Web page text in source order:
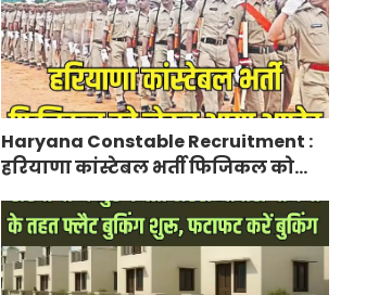
Haryana Constable Recruitment :
हरियाणा कांस्टेबल भर्ती फिजिकल को
युवाओं ने किया आवेदन